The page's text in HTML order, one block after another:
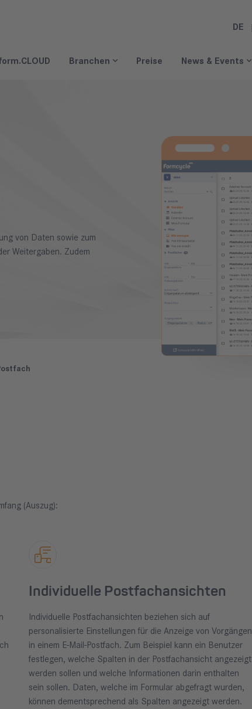
DE
Branchen Preise News & Events
von Daten sowie zum
Weitergaben. Zudem
(Auszug):
Individuelle Postfachansichten
Individuelle Postfachansichten beziehen sich auf
personalisierte Einstellungen für die Anzeige von Vorgängen
in einem E-Mail-Postfach. Zum Beispiel kann ein Benutzer
festlegen, welche Spalten in der Postfachansicht angezeigt
werden sollen und welche Informationen darin enthalten
sein sollen. Daten, welche im Formular abgefragt wurden,
können dementsprechend als Spalten angezeigt werden.